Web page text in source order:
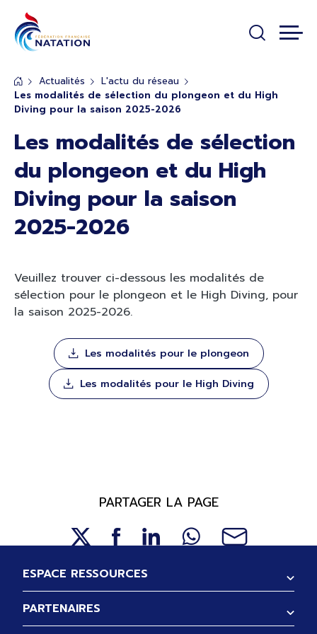
Actualités
L'actu du réseau
Les modalités de sélection du plongeon et du High
Diving pour la saison 2025-2026
Les modalités de sélection
du plongeon et du High
Diving pour la saison
2025-2026
Veuillez trouver ci-dessous les modalités de
sélection pour le plongeon et le High Diving, pour
la saison 2025-2026.
Les modalités pour le plongeon
Les modalités pour le High Diving
PARTAGER LA PAGE
Pied de page
ESPACE RESSOURCES
PARTENAIRES
Panneau de gestion des cookies